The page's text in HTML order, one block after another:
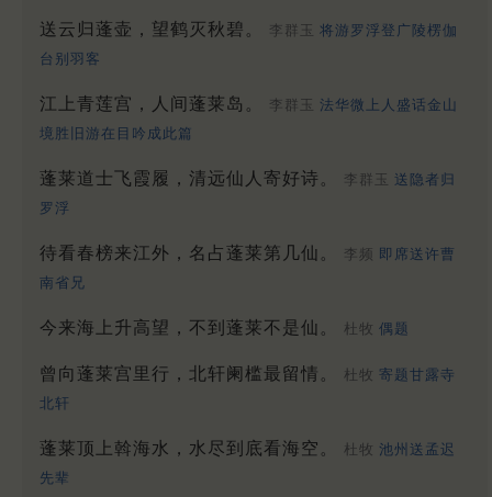
送云归蓬壶，望鹤灭秋碧。 李群玉 将游罗浮登广陵楞伽
台别羽客
江上青莲宫，人间蓬莱岛。 李群玉 法华微上人盛话金山
境胜旧游在目吟成此篇
蓬莱道士飞霞履，清远仙人寄好诗。 李群玉 送隐者归
罗浮
待看春榜来江外，名占蓬莱第几仙。 李频 即席送许曹
南省兄
今来海上升高望，不到蓬莱不是仙。 杜牧 偶题
曾向蓬莱宫里行，北轩阑槛最留情。 杜牧 寄题甘露寺
北轩
蓬莱顶上斡海水，水尽到底看海空。 杜牧 池州送孟迟
先辈